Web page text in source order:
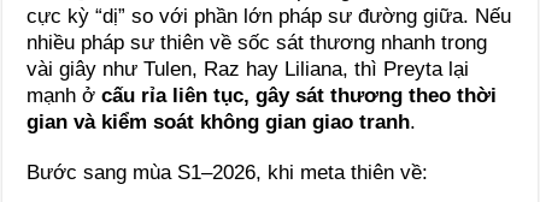
cực kỳ “dị” so với phần lớn pháp sư đường giữa. Nếu
nhiều pháp sư thiên về sốc sát thương nhanh trong
vài giây như Tulen, Raz hay Liliana, thì Preyta lại
mạnh ởcấu rỉa liên tục, gây sát thương theo thời
gian và kiểm soát không gian giao tranh.
Bước sang mùa S1–2026, khi meta thiên về: